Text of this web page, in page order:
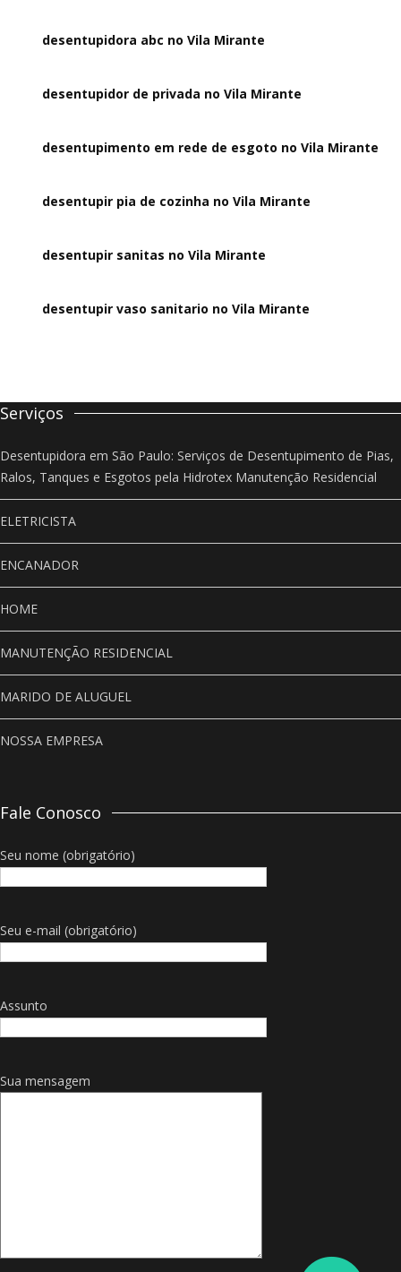
desentupidora abc no Vila Mirante
desentupidor de privada no Vila Mirante
desentupimento em rede de esgoto no Vila Mirante
desentupir pia de cozinha no Vila Mirante
desentupir sanitas no Vila Mirante
desentupir vaso sanitario no Vila Mirante
Serviços
Desentupidora em São Paulo: Serviços de Desentupimento de Pias,
Ralos, Tanques e Esgotos pela Hidrotex Manutenção Residencial
ELETRICISTA
ENCANADOR
HOME
MANUTENÇÃO RESIDENCIAL
MARIDO DE ALUGUEL
NOSSA EMPRESA
Fale Conosco
Seu nome (obrigatório)
Seu e-mail (obrigatório)
Assunto
Sua mensagem